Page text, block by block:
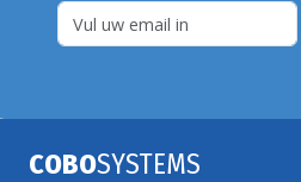
COBOSYSTEMS